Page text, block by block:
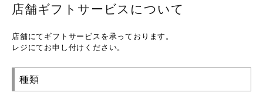
店舗ギフトサービスについて
店舗にてギフトサービスを承っております。
レジにてお申し付けください。
種類